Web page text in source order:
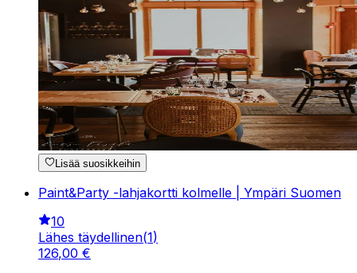
Lisää suosikkeihin
Paint&Party -lahjakortti kolmelle | Ympäri Suomen
10
Lähes täydellinen(1)
126,00 €